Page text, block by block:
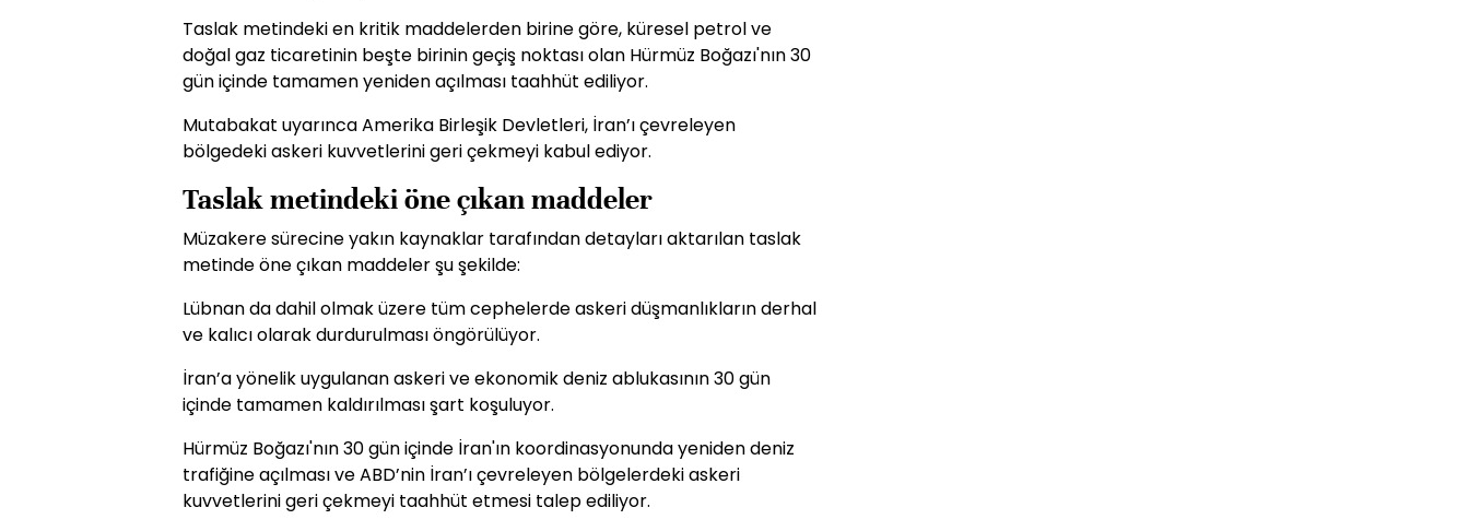
Taslak metindeki en kritik maddelerden birine göre, küresel petrol ve
doğal gaz ticaretinin beşte birinin geçiş noktası olan Hürmüz Boğazı'nın 30
gün içinde tamamen yeniden açılması taahhüt ediliyor.
Mutabakat uyarınca Amerika Birleşik Devletleri, İran’ı çevreleyen
bölgedeki askeri kuvvetlerini geri çekmeyi kabul ediyor.
Taslak metindeki öne çıkan maddeler
Müzakere sürecine yakın kaynaklar tarafından detayları aktarılan taslak
metinde öne çıkan maddeler şu şekilde:
Lübnan da dahil olmak üzere tüm cephelerde askeri düşmanlıkların derhal
ve kalıcı olarak durdurulması öngörülüyor.
İran’a yönelik uygulanan askeri ve ekonomik deniz ablukasının 30 gün
içinde tamamen kaldırılması şart koşuluyor.
Hürmüz Boğazı'nın 30 gün içinde İran'ın koordinasyonunda yeniden deniz
trafiğine açılması ve ABD’nin İran’ı çevreleyen bölgelerdeki askeri
kuvvetlerini geri çekmeyi taahhüt etmesi talep ediliyor.